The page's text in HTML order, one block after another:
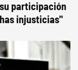
participación
injusticias"